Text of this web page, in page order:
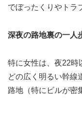
でぼったくりやトラ
深夜の路地裏の一人
特に女性は、夜22時
どの広く明るい幹線
路地（特にビルが密